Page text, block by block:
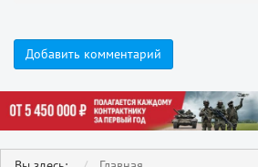
Добавить комментарий